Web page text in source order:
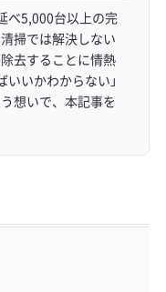
べ5,000台以上の完
掃では解決しない
去することに情熱
いかわからない」
想いで、本記事を